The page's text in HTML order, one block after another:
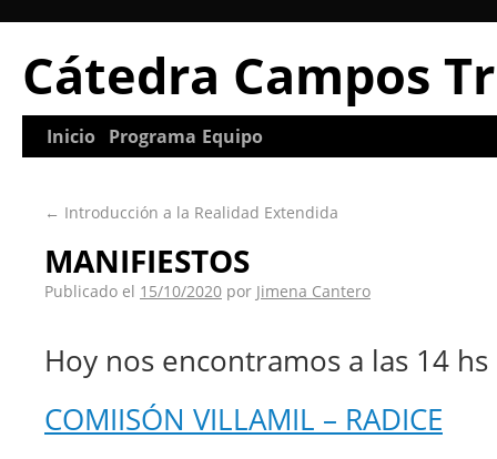
Cátedra Campos
Inicio Programa Equipo
← Introducción a la Realidad Extendida
MANIFIESTOS
Publicado el 15/10/2020 por Jimena Cantero
Hoy nos encontramos a las 14
COMIISÓN VILLAMIL – RADICE